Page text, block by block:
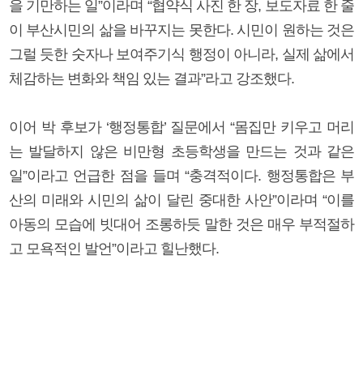
을 기만하는 일”이라며 “협약식 사진 한 장, 보도자료 한 줄
이 부산시민의 삶을 바꾸지는 못한다. 시민이 원하는 것은
그럴 듯한 숫자나 보여주기식 행정이 아니라, 실제 삶에서
체감하는 변화와 책임 있는 결과”라고 강조했다.
이어 박 후보가 ‘행정통합’ 질문에서 “몸집만 키우고 머리
는 발달하지 않은 비만형 초등학생을 만드는 것과 같은
일”이라고 언급한 점을 들며 “충격적이다. 행정통합은 부
산의 미래와 시민의 삶이 달린 중대한 사안”이라며 “이를
아동의 모습에 빗대어 조롱하듯 말한 것은 매우 부적절하
고 모욕적인 발언”이라고 힐난했다.